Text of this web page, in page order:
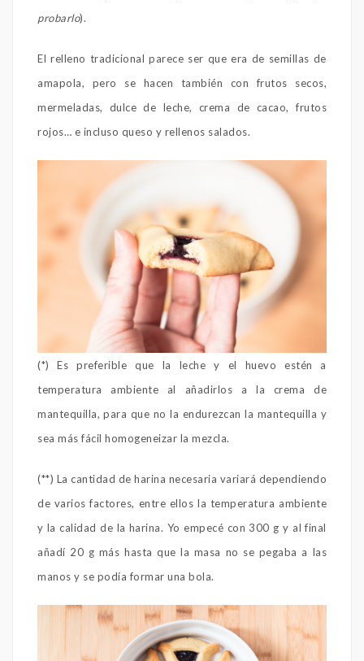
probarlo).
El relleno tradicional parece ser que era de semillas de
amapola, pero se hacen también con frutos secos,
mermeladas, dulce de leche, crema de cacao, frutos
rojos… e incluso queso y rellenos salados.
(*) Es preferible que la leche y el huevo estén a
temperatura ambiente al añadirlos a la crema de
mantequilla, para que no la endurezcan la mantequilla y
sea más fácil homogeneizar la mezcla.
(**) La cantidad de harina necesaria variará dependiendo
de varios factores, entre ellos la temperatura ambiente
y la calidad de la harina. Yo empecé con 300 g y al final
añadí 20 g más hasta que la masa no se pegaba a las
manos y se podía formar una bola.